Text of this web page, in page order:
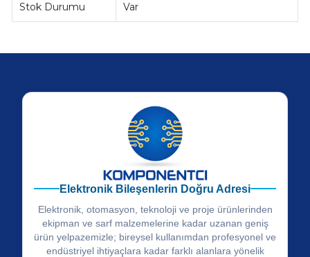
Stok Durumu Var
Elektronik Bileşenlerin Doğru Adresi
Elektronik, otomasyon, teknoloji ve proje ürünlerinden
ekipman ve sarf malzemelerine kadar uzanan geniş
ürün yelpazemizle; bireysel kullanımdan profesyonel ve
endüstriyel ihtiyaçlara kadar farklı alanlara yönelik